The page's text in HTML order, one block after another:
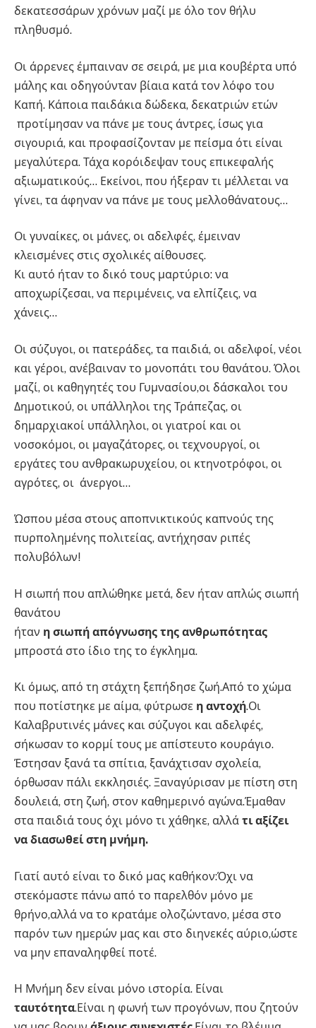
δεκατεσσάρων χρόνων μαζί με όλο τον θήλυ
πληθυσμό.
Οι άρρενες έμπαιναν σε σειρά, με μια κουβέρτα υπό
μάλης και οδηγούνταν βίαια κατά τον λόφο του
Καπή. Κάποια παιδάκια δώδεκα, δεκατριών ετών
προτίμησαν να πάνε με τους άντρες, ίσως για
σιγουριά, και προφασίζονταν με πείσμα ότι είναι
μεγαλύτερα. Τάχα κορόιδεψαν τους επικεφαλής
αξιωματικούς… Εκείνοι, που ήξεραν τι μέλλεται να
γίνει, τα άφηναν να πάνε με τους μελλοθάνατους…
Οι γυναίκες, οι μάνες, οι αδελφές, έμειναν
κλεισμένες στις σχολικές αίθουσες.
Κι αυτό ήταν το δικό τους μαρτύριο: να
αποχωρίζεσαι, να περιμένεις, να ελπίζεις, να
χάνεις…
Οι σύζυγοι, οι πατεράδες, τα παιδιά, οι αδελφοί, νέοι
και γέροι, ανέβαιναν το μονοπάτι του θανάτου. Όλοι
μαζί, οι καθηγητές του Γυμνασίου,οι δάσκαλοι του
Δημοτικού, οι υπάλληλοι της Τράπεζας, οι
δημαρχιακοί υπάλληλοι, οι γιατροί και οι
νοσοκόμοι, οι μαγαζάτορες, οι τεχνουργοί, οι
εργάτες του ανθρακωρυχείου, οι κτηνοτρόφοι, οι
αγρότες, οι άνεργοι…
Ώσπου μέσα στους αποπνικτικούς καπνούς της
πυρπολημένης πολιτείας, αντήχησαν ριπές
πολυβόλων!
Η σιωπή που απλώθηκε μετά, δεν ήταν απλώς σιωπή
θανάτου
ήταν η σιωπή απόγνωσης της ανθρωπότητας
μπροστά στο ίδιο της το έγκλημα.
Κι όμως, από τη στάχτη ξεπήδησε ζωή.Από το χώμα
που ποτίστηκε με αίμα, φύτρωσε η αντοχή.Οι
Καλαβρυτινές μάνες και σύζυγοι και αδελφές,
σήκωσαν το κορμί τους με απίστευτο κουράγιο.
Έστησαν ξανά τα σπίτια, ξανάχτισαν σχολεία,
όρθωσαν πάλι εκκλησιές. Ξαναγύρισαν με πίστη στη
δουλειά, στη ζωή, στον καθημερινό αγώνα.Έμαθαν
στα παιδιά τους όχι μόνο τι χάθηκε, αλλά τι αξίζει
να διασωθεί στη μνήμη.
Γιατί αυτό είναι το δικό μας καθήκον:Όχι να
στεκόμαστε πάνω από το παρελθόν μόνο με
θρήνο,αλλά να το κρατάμε ολοζώντανο, μέσα στο
παρόν των ημερών μας και στο διηνεκές αύριο,ώστε
να μην επαναληφθεί ποτέ.
Η Μνήμη δεν είναι μόνο ιστορία. Είναι
ταυτότητα.Είναι η φωνή των προγόνων, που ζητούν